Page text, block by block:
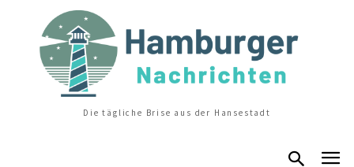
Die tägliche Brise aus der Hansestadt